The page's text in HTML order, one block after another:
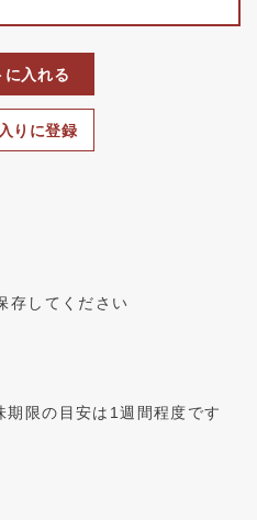
りに登録
に入れる
存してください
期限の目安は1週間程度です